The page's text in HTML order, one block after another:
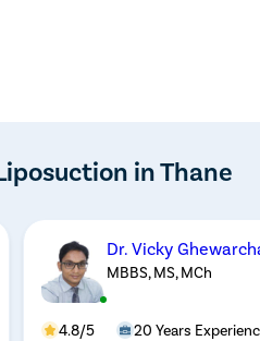
in Thane
Dr. Vicky
MBBS, MS, MCh
4.8/5 20 Years